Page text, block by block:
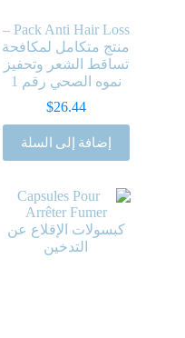
Pack Anti Hair Loss –
منتج متكامل لمكافحة
تساقط الشعر وتحفيز
نموه الصحي رقم 1
$26.44
إضافة إلى السلة